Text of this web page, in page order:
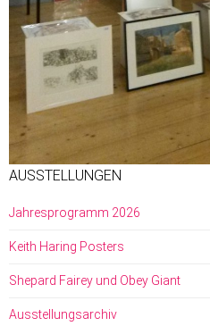
AUSSTELLUNGEN
Jahresprogramm 2026
Keith Haring Posters
Shepard Fairey und Obey Giant
Ausstellungsarchiv